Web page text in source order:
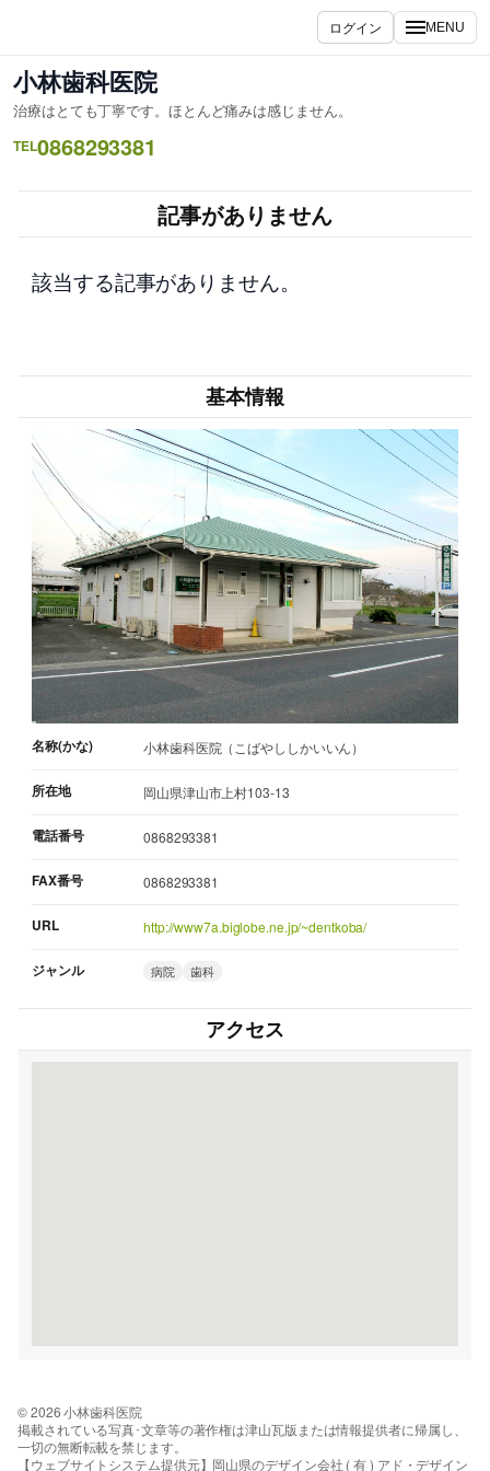
ス
キ
ッ
ログイン MENU
小林歯科医院
治療はとても丁寧です。ほとんど痛みは感じません。
TEL0868293381
記事がありません
該当する記事がありません。
基本情報
名称(かな) 小林歯科医院（こばやししかいいん）
所在地 岡山県津山市上村103-13
電話番号 0868293381
FAX番号 0868293381
URL http://www7a.biglobe.ne.jp/~dentkoba/
ジャンル 病院 歯科
アクセス
© 2026 小林歯科医院
掲載されている写真･文章等の著作権は津山瓦版または情報提供者に帰属し、
一切の無断転載を禁じます。
【ウェブサイトシステム提供元】岡山県のデザイン会社 ( 有 ) アド・デザイン